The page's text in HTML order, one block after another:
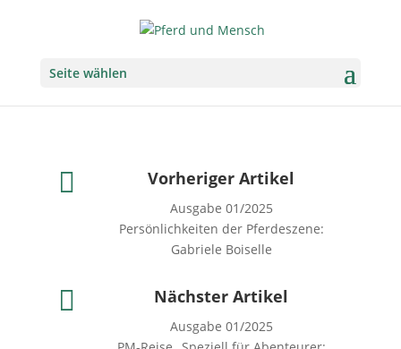
Seite wählen
 Vorheriger Artikel
Ausgabe 01/2025
Persönlichkeiten der Pferdeszene:
Gabriele Boiselle
 Nächster Artikel
Ausgabe 01/2025